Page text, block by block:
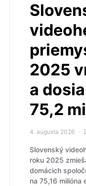
2025
a
75,2
4. augusta 2026
Slovenský
roku 2025
domácich
na 75,16